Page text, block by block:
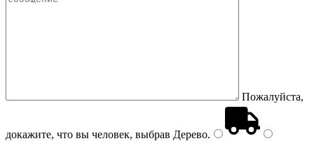
Пожалуйста,
докажите, что вы человек, выбрав Дерево.